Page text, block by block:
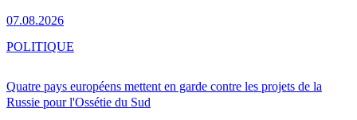
07.08.2026
Quatre pays européens mettent en garde contre les projets de la
Russie pour l'Ossétie du Sud
POLITIQUE